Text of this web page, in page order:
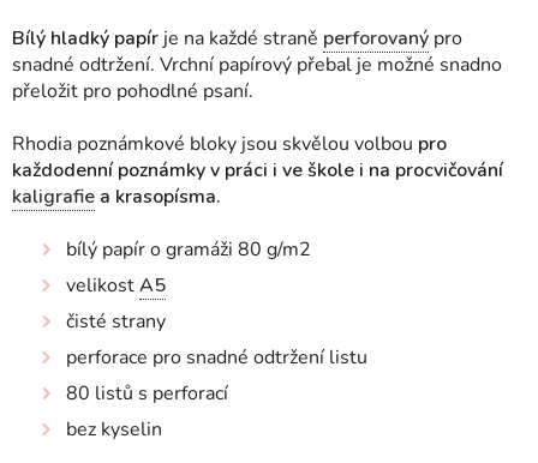
Bílý hladký papír je na každé straně perforovaný pro
snadné odtržení. Vrchní papírový přebal je možné snadno
přeložit pro pohodlné psaní.
Rhodia poznámkové bloky jsou skvělou volbou pro
každodenní poznámky v práci i ve škole i na procvičování
kaligrafie a krasopísma.
bílý papír o gramáži 80 g/m2
velikostA5
čisté strany
perforace pro snadné odtržení listu
80 listů s perforací
bez kyselin